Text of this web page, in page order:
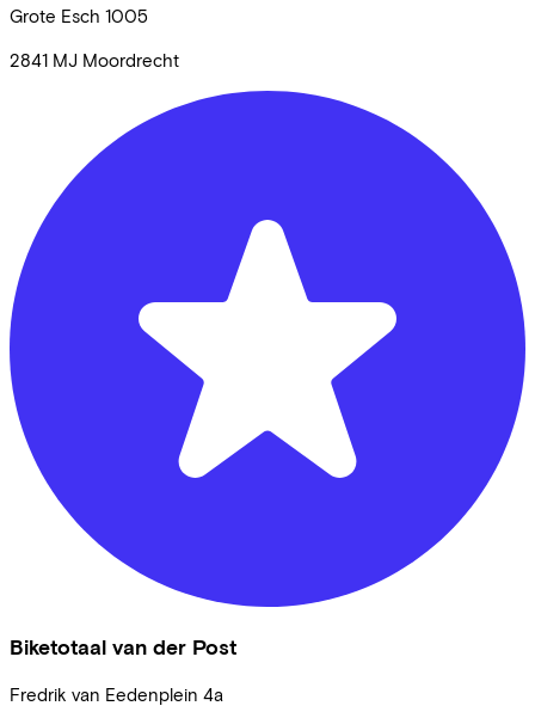
Grote Esch 1005
2841 MJ Moordrecht
Biketotaal van der Post
Fredrik van Eedenplein 4a